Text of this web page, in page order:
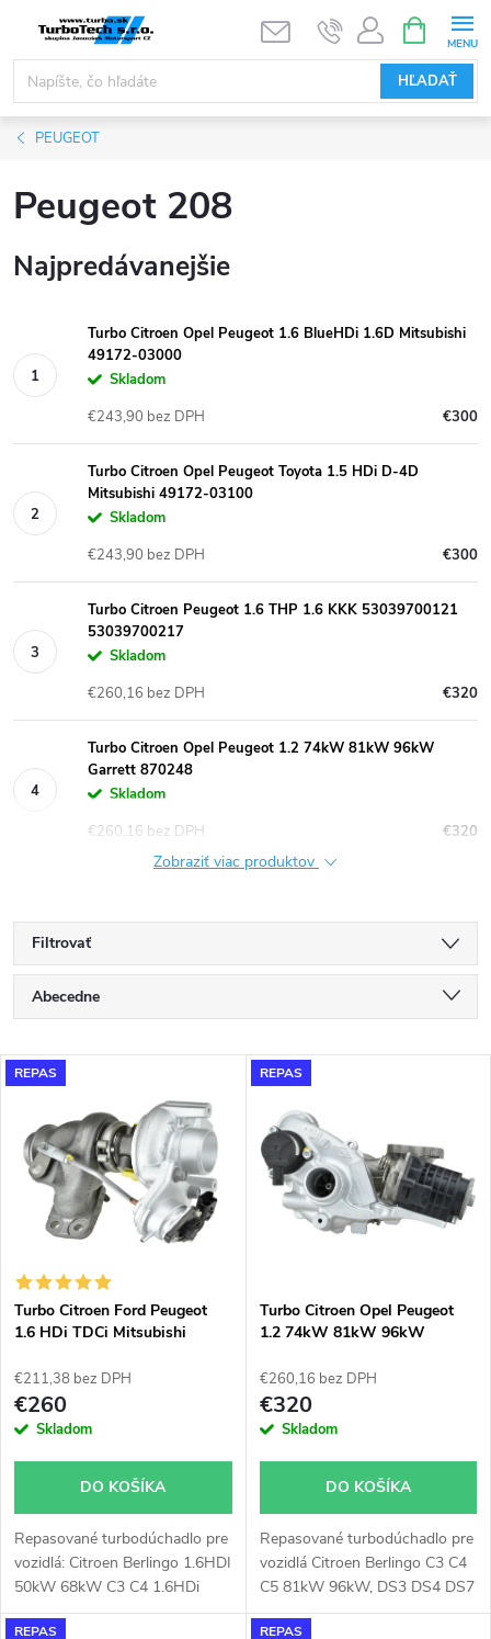
obsah
HĽADAŤ
KOŠÍK
PEUGEOT
Peugeot 208
Najpredávanejšie
Turbo Citroen Opel Peugeot 1.6 BlueHDi 1.6D Mitsubishi
49172-03000
Skladom
€300
€243,90 bez DPH
Turbo Citroen Opel Peugeot Toyota 1.5 HDi D-4D
Mitsubishi 49172-03100
Skladom
€300
€243,90 bez DPH
Turbo Citroen Peugeot 1.6 THP 1.6 KKK 53039700121
53039700217
Skladom
€320
€260,16 bez DPH
Turbo Citroen Opel Peugeot 1.2 74kW 81kW 96kW
Garrett 870248
Skladom
€320
€260,16 bez DPH
Zobraziť viac produktov
Filtrovať
R
a
e
i
e
p
r
d
u
Abecedne
Najdrahšie
Najpredávanejšie
V
ý
p
s
p
r
o
d
u
REPAS
Turbo Citroen Ford Peugeot
1.6 HDi TDCi Mitsubishi
€211,38 bez DPH
€260
Skladom
DO KOŠÍKA
Repasované turbodúchadlo pre
vozidlá: Citroen Berlingo 1.6HDI
50kW 68kW C3 C4 1.6HDi
68kW DS3 50KW 68KW DS4
REPAS
Turbo Citroen Opel Peugeot
1.2 74kW 81kW 96kW
€260,16 bez DPH
€320
Skladom
DO KOŠÍKA
Repasované turbodúchadlo pre
vozidlá Citroen Berlingo C3 C4
C5 81kW 96kW, DS3 DS4 DS7
74kW 81kW 96kW, Opel Astra
REPAS REPAS